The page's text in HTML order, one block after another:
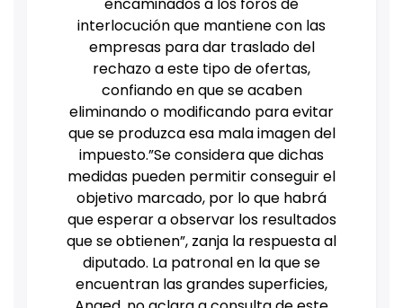
interlocución que mantiene con las
empresas para dar traslado del
rechazo a este tipo de ofertas,
confiando en que se acaben
eliminando o modificando para evitar
que se produzca esa mala imagen del
impuesto.”Se considera que dichas
medidas pueden permitir conseguir el
objetivo marcado, por lo que habrá
que esperar a observar los resultados
que se obtienen”, zanja la respuesta al
diputado. La patronal en la que se
encuentran las grandes superficies,